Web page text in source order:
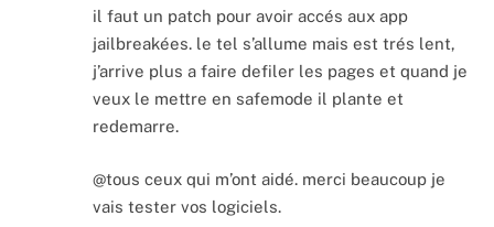
il faut un patch pour avoir accés aux app
jailbreakées. le tel s’allume mais est trés lent,
j’arrive plus a faire defiler les pages et quand je
veux le mettre en safemode il plante et
redemarre.
@tous ceux qui m’ont aidé. merci beaucoup je
vais tester vos logiciels.